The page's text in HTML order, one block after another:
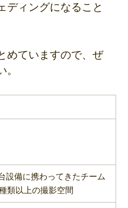
ディングになること
めていますので、ぜ
設備に携わってきたチーム
類以上の撮影空間